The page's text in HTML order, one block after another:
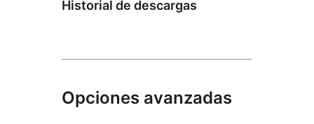
Historial de descargas
Opciones avanzadas